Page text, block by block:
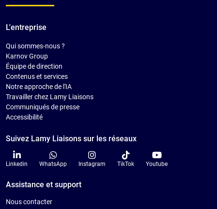
L'entreprise
Qui sommes-nous ?
Karnov Group
Équipe de direction
Contenus et services
Notre approche de l'IA
Travailler chez Lamy Liaisons
Communiqués de presse
Accessibilité
Suivez Lamy Liaisons sur les réseaux
Linkedin WhatsApp Instagram TikTok Youtube
Assistance et support
Nous contacter